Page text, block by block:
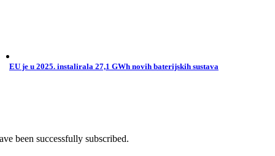
EU je u 2025. instalirala 27,1 GWh novih baterijskih sustava
been successfully subscribed.